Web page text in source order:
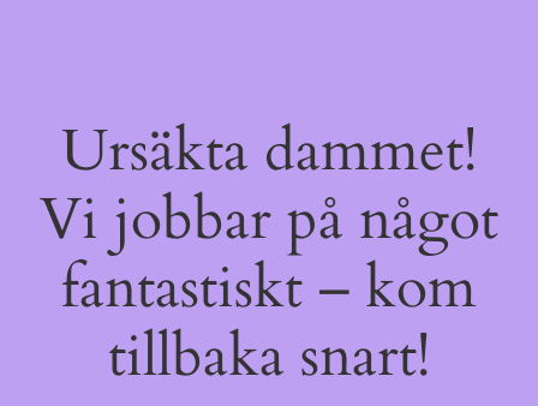
Ursäkta dammet!
Vi jobbar på något
fantastiskt – kom
tillbaka snart!